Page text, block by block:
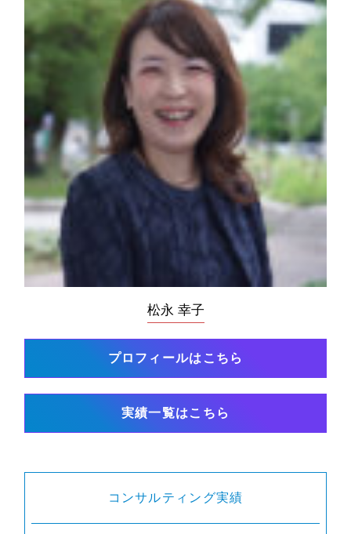
松永 幸子
プロフィールはこちら
実績一覧はこちら
コンサルティング実績